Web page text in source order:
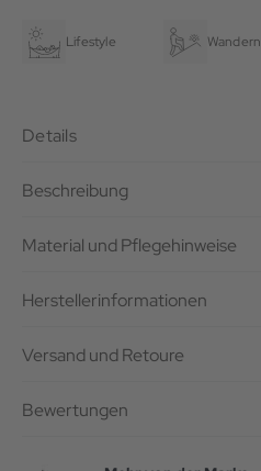
Lifestyle Wandern
Details
Beschreibung
Material und Pflegehinweise
Herstellerinformationen
Versand und Retoure
Bewertungen